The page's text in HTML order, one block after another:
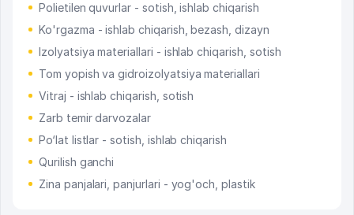
Polietilen quvurlar - sotish, ishlab chiqarish
Ko'rgazma - ishlab chiqarish, bezash, dizayn
Izolyatsiya materiallari - ishlab chiqarish, sotish
Tom yopish va gidroizolyatsiya materiallari
Vitraj - ishlab chiqarish, sotish
Zarb temir darvozalar
Po‘lat listlar - sotish, ishlab chiqarish
Qurilish ganchi
Zina panjalari, panjurlari - yog'och, plastik